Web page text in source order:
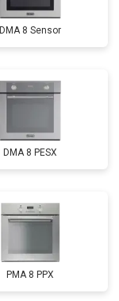
DMA 8 Sensor
DMA 8 PESX
PMA 8 PPX